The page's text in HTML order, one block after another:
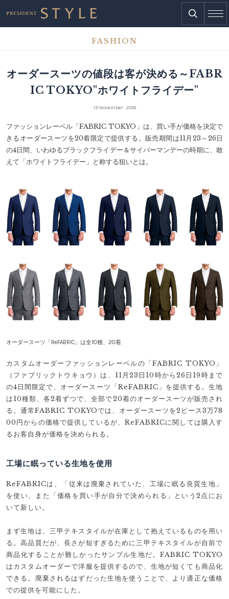
FASHION
オーダースーツの値段は客が決める～FABR
IC TOKYO"ホワイトフライデー"
19 November . 2018
ファッションレーベル「FABRIC TOKYO」は、買い手が価格を決定で
きるオーダースーツを20着限定で提供する。販売期間は11月23～26日
の4日間、いわゆるブラックフライデー＆サイバーマンデーの時期に、敢
えて「ホワイトフライデー」と称する狙いとは。
オーダースーツ「ReFABRIC」は全10種、20着
カスタムオーダーファッションレーベルの「FABRIC TOKYO」
（ファブリックトウキョウ）は、11月23日10時から26日19時まで
の4日間限定で、オーダースーツ「ReFABRIC」を提供する。生地
は10種類、各2着ずつで、全部で20着のオーダースーツが販売され
る。通常FABRIC TOKYOでは、オーダースーツを2ピース3万78
00円からの価格で提供しているが、ReFABRICに関しては購入す
るお客自身が価格を決められる。
工場に眠っている生地を使用
ReFABRICは、「従来は廃棄されていた、工場に眠る良質生地」
を使い、また「価格を買い手が自分で決められる」という2点にお
いて新しい。
まず生地は、三甲テキスタイルが在庫として抱えているものを用い
る。高品質だが、長さが短すぎるために三甲テキスタイルが自前で
商品化することが難しかったサンプル生地だ。FABRIC TOKYO
はカスタムオーダーで洋服を提供するので、生地が短くても商品化
できる。廃棄されるはずだった生地を使うことで、より適正な価格
での提供を可能にした。